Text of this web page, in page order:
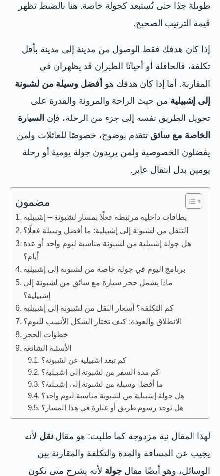
طويلة جدًا حتى تُستبعد كجولة خاصة. هنا بالضبط تظهر
قيمة الترتيب الصحيح.
إذا كان هدفك فقط الوصول من مدينة إلى مدينة بأقل
تكلفة، فالحافلة أو أحيانًا الطيران قد يظهران في
المقارنة. أما إذا كان هدفك هو أفضل وسيلة من لشبونة
إلى إشبيلية من حيث الراحة والمرونة والقدرة على
تحويل الطريق نفسه إلى جزء من الرحلة، فإن السيارة
الخاصة مع سائق تتقدم بوضوح، خصوصًا للعائلات ولمن
يفضلون الخصوصية ولمن يريدون جولة يومية أو رحلة
يومين بدل انتقال عابر.
مضمون
بطاقات داخلية مرتبطة فعلًا بمسار لشبونة – إشبيلية
التنقل من لشبونة إلى إشبيلية: ما أفضل وسيلة فعلًا؟
هل جولة إشبيلية من لشبونة مناسبة ليوم واحد أو عدة
أيام؟
برنامج اليوم في جولة خاصة من لشبونة إلى إشبيلية
ماذا يشمل حجز سيارة مع سائق من لشبونة إلى
إشبيلية؟
كم التكلفة؟ أسعار النقل من لشبونة إلى إشبيلية
الانطلاق والعودة: كيف تختار الشكل الأنسب لليوم؟
خطوات الحجز
الأسئلة الشائعة
كم تبعد إشبيلية عن لشبونة؟
كم مدة السفر من لشبونة إلى إشبيلية؟
ما أفضل وسيلة من لشبونة إلى إشبيلية؟
هل جولة إشبيلية من لشبونة مناسبة ليوم واحد؟
هل توجد رسوم طريق أو عبارة في هذا المسار؟
لهذا المقال نية مزدوجة كما طلبت: هو مقال نقل لأنه
يجيب عن المسافة والمدة والتكلفة والمقارنة بين
الوسائل، وهو أيضًا مقال جولة لأنه يشرح متى تكون